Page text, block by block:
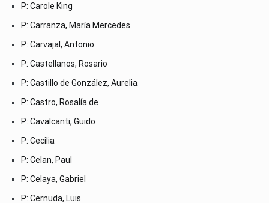
P: Carole King
P: Carranza, María Mercedes
P: Carvajal, Antonio
P: Castellanos, Rosario
P: Castillo de González, Aurelia
P: Castro, Rosalía de
P: Cavalcanti, Guido
P: Cecilia
P: Celan, Paul
P: Celaya, Gabriel
P: Cernuda, Luis